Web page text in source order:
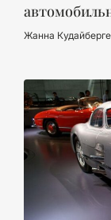
Жанна